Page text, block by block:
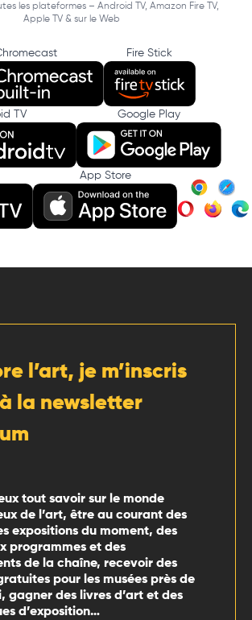
les plateformes – Android TV, Amazon Fire TV,
Apple TV & sur le Web
Fire Stick
TV Google Play
App Store
l’art, je m’inscris
la newsletter
tout savoir sur le monde
de l’art, être au courant des
expositions du moment, des
programmes et des
de la chaîne, recevoir des
pour les musées près de
gagner des livres d’art et des
d’exposition…